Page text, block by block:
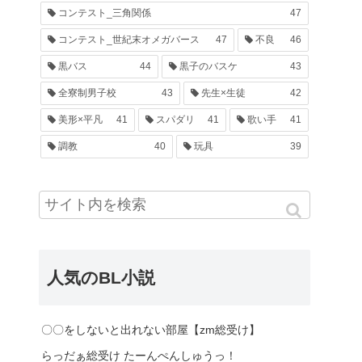
コンテスト_三角関係 47
コンテスト_世紀末オメガバース 47 不良 46
黒バス 44 黒子のバスケ 43
全寮制男子校 43 先生×生徒 42
美形×平凡 41 スパダリ 41 歌い手 41
調教 40 玩具 39
人気のBL小説
〇〇をしないと出れない部屋【zm総受け】
らっだぁ総受け たーんぺんしゅうっ！